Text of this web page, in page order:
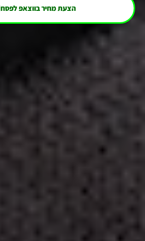
הצעת מחיר בווצאפ לפסח